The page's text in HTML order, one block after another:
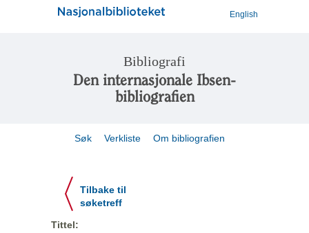
English
Bibliografi
Den internasjonale Ibsen-
bibliografien
Søk Verkliste Om bibliografien
Tilbake til
søketreff
Tittel: